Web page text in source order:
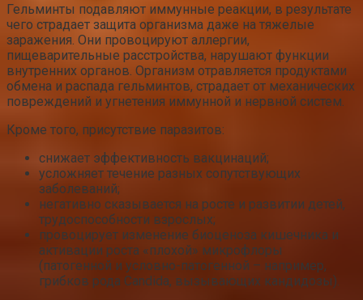
Гельминты подавляют иммунные реакции, в результате
чего страдает защита организма даже на тяжелые
заражения. Они провоцируют аллергии,
пищеварительные расстройства, нарушают функции
внутренних органов. Организм отравляется продуктами
обмена и распада гельминтов, страдает от механических
повреждений и угнетения иммунной и нервной систем.
Кроме того, присутствие паразитов:
снижает эффективность вакцинаций;
усложняет течение разных сопутствующих
заболеваний;
негативно сказывается на росте и развитии детей,
трудоспособности взрослых;
провоцирует изменение биоценоза кишечника и
активации роста «плохой» микрофлоры
(патогенной и условно-патогенной – например,
грибков рода Candida, вызывающих кандидозы).